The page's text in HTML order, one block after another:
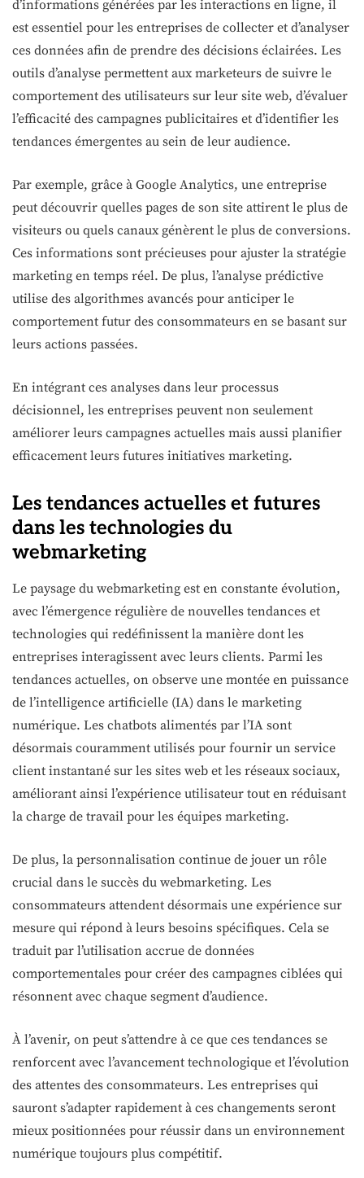
d’informations générées par les interactions en ligne, il
est essentiel pour les entreprises de collecter et d’analyser
ces données afin de prendre des décisions éclairées. Les
outils d’analyse permettent aux marketeurs de suivre le
comportement des utilisateurs sur leur site web, d’évaluer
l’efficacité des campagnes publicitaires et d’identifier les
tendances émergentes au sein de leur audience.
Par exemple, grâce à Google Analytics, une entreprise
peut découvrir quelles pages de son site attirent le plus de
visiteurs ou quels canaux génèrent le plus de conversions.
Ces informations sont précieuses pour ajuster la stratégie
marketing en temps réel. De plus, l’analyse prédictive
utilise des algorithmes avancés pour anticiper le
comportement futur des consommateurs en se basant sur
leurs actions passées.
En intégrant ces analyses dans leur processus
décisionnel, les entreprises peuvent non seulement
améliorer leurs campagnes actuelles mais aussi planifier
efficacement leurs futures initiatives marketing.
Les tendances actuelles et futures
dans les technologies du
webmarketing
Le paysage du webmarketing est en constante évolution,
avec l’émergence régulière de nouvelles tendances et
technologies qui redéfinissent la manière dont les
entreprises interagissent avec leurs clients. Parmi les
tendances actuelles, on observe une montée en puissance
de l’intelligence artificielle (IA) dans le marketing
numérique. Les chatbots alimentés par l’IA sont
désormais couramment utilisés pour fournir un service
client instantané sur les sites web et les réseaux sociaux,
améliorant ainsi l’expérience utilisateur tout en réduisant
la charge de travail pour les équipes marketing.
De plus, la personnalisation continue de jouer un rôle
crucial dans le succès du webmarketing. Les
consommateurs attendent désormais une expérience sur
mesure qui répond à leurs besoins spécifiques. Cela se
traduit par l’utilisation accrue de données
comportementales pour créer des campagnes ciblées qui
résonnent avec chaque segment d’audience.
À l’avenir, on peut s’attendre à ce que ces tendances se
renforcent avec l’avancement technologique et l’évolution
des attentes des consommateurs. Les entreprises qui
sauront s’adapter rapidement à ces changements seront
mieux positionnées pour réussir dans un environnement
numérique toujours plus compétitif.